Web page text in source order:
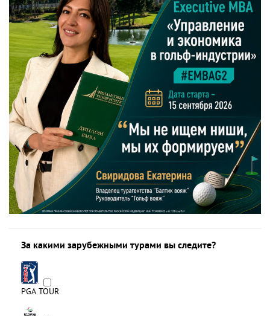
За какими зарубежными турами вы следите?
PGA TOUR